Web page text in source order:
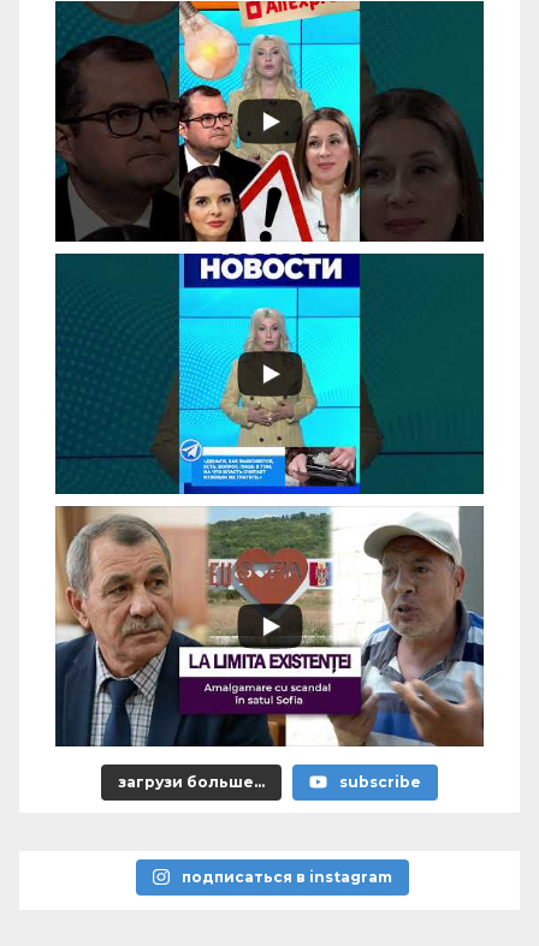
загрузи больше... subscribe
подписаться в instagram